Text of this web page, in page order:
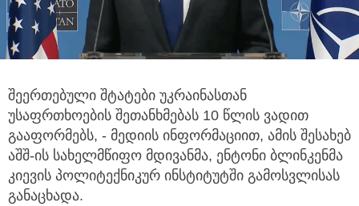
შეერთებული შტატები უკრაინასთან
უსაფრთხოების შეთანხმებას 10 წლის ვადით
გააფორმებს, - მედიის ინფორმაციით, ამის შესახებ
აშშ-ის სახელმწიფო მდივანმა, ენტონი ბლინკენმა
კიევის პოლიტექნიკურ ინსტიტუტში გამოსვლისას
განაცხადა.